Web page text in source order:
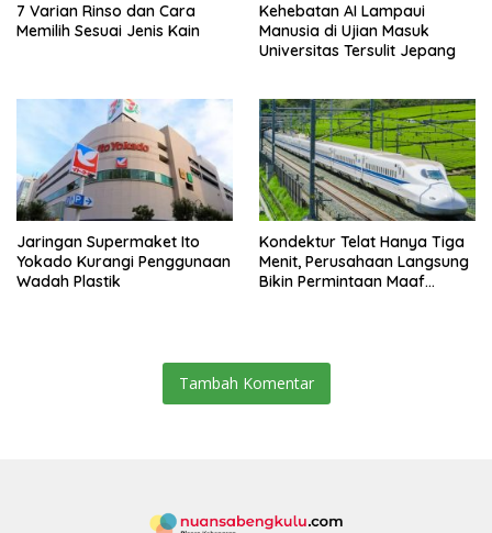
7 Varian Rinso dan Cara
Memilih Sesuai Jenis Kain
Kehebatan AI Lampaui
Manusia di Ujian Masuk
Universitas Tersulit Jepang
Jaringan Supermaket Ito
Yokado Kurangi Penggunaan
Wadah Plastik
Kondektur Telat Hanya Tiga
Menit, Perusahaan Langsung
Bikin Permintaan Maaf
Tambah Komentar